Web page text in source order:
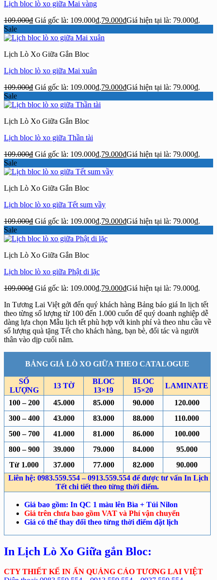
Lịch bloc lò xo giữa Mai vàng
109.000₫ Giá gốc là: 109.000₫.79.000₫Giá hiện tại là: 79.000₫.
Sale
Lịch Lò Xo Giữa Gắn Bloc
Lịch bloc lò xo giữa Mai xuân
109.000₫ Giá gốc là: 109.000₫.79.000₫Giá hiện tại là: 79.000₫.
Sale
Lịch Lò Xo Giữa Gắn Bloc
Lịch bloc lò xo giữa Thần tài
109.000₫ Giá gốc là: 109.000₫.79.000₫Giá hiện tại là: 79.000₫.
Sale
Lịch Lò Xo Giữa Gắn Bloc
Lịch bloc lò xo giữa Tết sum vầy
109.000₫ Giá gốc là: 109.000₫.79.000₫Giá hiện tại là: 79.000₫.
Sale
Lịch Lò Xo Giữa Gắn Bloc
Lịch bloc lò xo giữa Phật di lặc
109.000₫ Giá gốc là: 109.000₫.79.000₫Giá hiện tại là: 79.000₫.
In Tương Lai Việt gởi đến quý khách hàng Bảng báo giá In lịch tết
theo từng số lượng từ 100 đến 1.000 cuốn để quý doanh nghiệp dễ
dàng lựa chọn Mẫu lịch tết phù hợp với kinh phí và theo nhu cầu về
số lượng quà tặng Tết cho khách hàng, bạn bè, đối tác và người
thân vào dịp cuối năm.
BẢNG GIÁ LÒ XO GIỮA THEO CATALOGUE
SỐ
LƯỢNG
13 TỜ
BLOC
13×19
BLOC
15×20
LAMINATE
100 – 200 45.000 85.000 90.000
120.000
300 – 400
43.000 83.000 88.000
110.000
500 – 700
41.000 81.000 86.000
100.000
800 – 900
39.000 79.000 84.000
95.000
Từ 1.000
37.000 77.000 82.000
90.000
Liên hệ: 0983.559.554 – 0913.559.554 để được tư vấn In Lịch
Tết chi tiết theo từng thời điểm.
Giá bao gồm: In QC 1 màu lên Bìa + Túi Nilon
Giá trên chưa bao gồm VAT và Phí vận chuyển
Giá có thể thay đổi theo từng thời điểm đặt lịch
In Lịch Lò Xo Giữa gắn Bloc:
CTY THIẾT KẾ IN ẤN QUẢNG CÁO TƯƠNG LAI VIỆT